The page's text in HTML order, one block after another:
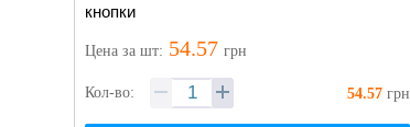
кнопки
Цена за шт: 54.57 грн
Кол-во: 54.57 грн